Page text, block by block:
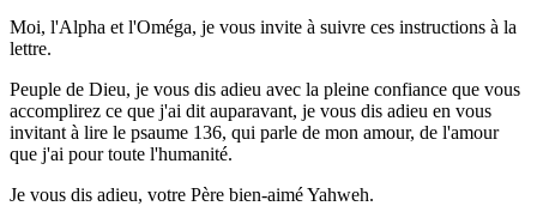
Moi, l'Alpha et l'Oméga, je vous invite à suivre ces instructions à la
lettre.
Peuple de Dieu, je vous dis adieu avec la pleine confiance que vous
accomplirez ce que j'ai dit auparavant, je vous dis adieu en vous
invitant à lire le psaume 136, qui parle de mon amour, de l'amour
que j'ai pour toute l'humanité.
Je vous dis adieu, votre Père bien-aimé Yahweh.